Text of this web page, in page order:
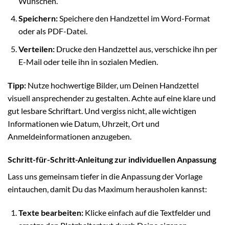
Speichern:Speichere den Handzettel im Word-Format
oder als PDF-Datei.
Verteilen:Drucke den Handzettel aus, verschicke ihn per
E-Mail oder teile ihn in sozialen Medien.
Tipp: Nutze hochwertige Bilder, um Deinen Handzettel
visuell ansprechender zu gestalten. Achte auf eine klare und
gut lesbare Schriftart. Und vergiss nicht, alle wichtigen
Informationen wie Datum, Uhrzeit, Ort und
Anmeldeinformationen anzugeben.
Schritt-für-Schritt-Anleitung zur individuellen Anpassung
Lass uns gemeinsam tiefer in die Anpassung der Vorlage
eintauchen, damit Du das Maximum herausholen kannst:
Texte bearbeiten:Klicke einfach auf die Textfelder und